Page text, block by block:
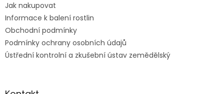
Jak nakupovat
Informace k balení rostlin
Obchodní podmínky
Podmínky ochrany osobních údajů
Ústřední kontrolní a zkušební ústav zemědělský